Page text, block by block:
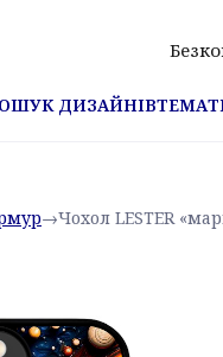
ДИЗАЙНІВ
→Чохол LESTER